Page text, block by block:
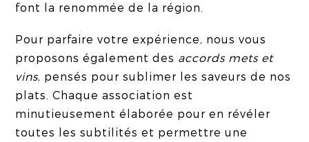
font la renommée de la région.
Pour parfaire votre expérience, nous vous
proposons également des accords mets et
vins, pensés pour sublimer les saveurs de nos
plats. Chaque association est
minutieusement élaborée pour en révéler
toutes les subtilités et permettre une